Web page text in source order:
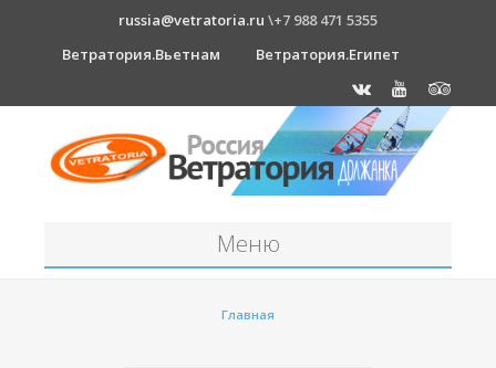
russia@vetratoria.ru \+7 988 471 5355
Ветратория.Вьетнам
Ветратория.Египет
Меню
Главная